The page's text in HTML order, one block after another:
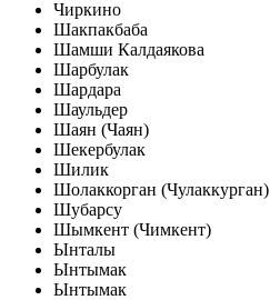
Чиркино
Шакпакбаба
Шамши Калдаякова
Шарбулак
Шардара
Шаульдер
Шаян (Чаян)
Шекербулак
Шилик
Шолаккорган (Чулаккурган)
Шубарсу
Шымкент (Чимкент)
Ынталы
Ынтымак
Ынтымак